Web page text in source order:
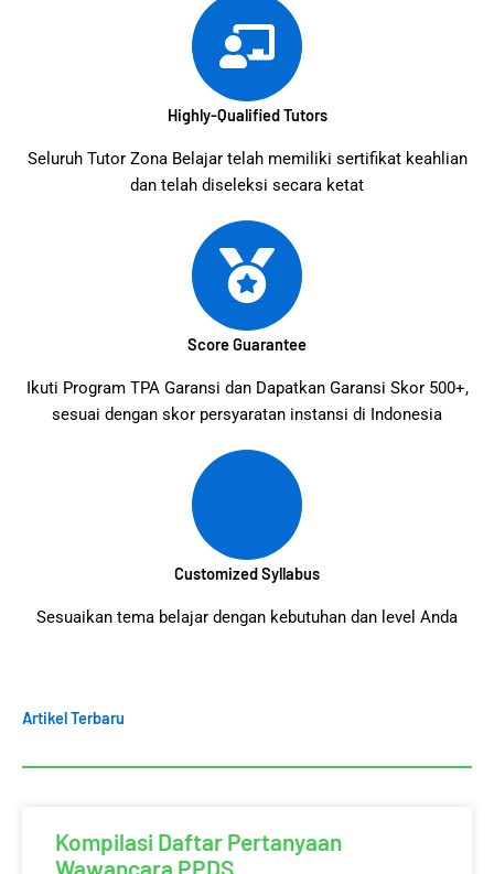
Highly-Qualified Tutors
Seluruh Tutor Zona Belajar telah memiliki sertifikat keahlian
dan telah diseleksi secara ketat
Score Guarantee
Ikuti Program TPA Garansi dan Dapatkan Garansi Skor 500+,
sesuai dengan skor persyaratan instansi di Indonesia
Customized Syllabus
Sesuaikan tema belajar dengan kebutuhan dan level Anda
Artikel Terbaru
Kompilasi Daftar Pertanyaan
Wawancara PPDS